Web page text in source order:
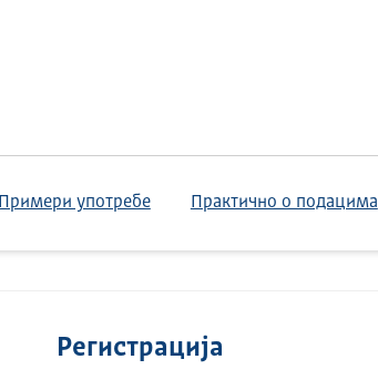
Примери употребе Практично о подацима
Регистрација